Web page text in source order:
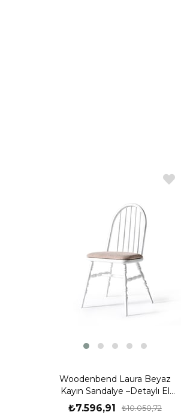
Woodenbend Laura Beyaz
Kayın Sandalye –Detaylı El
İşçiliği
₺7.596,91 ₺10.050,72